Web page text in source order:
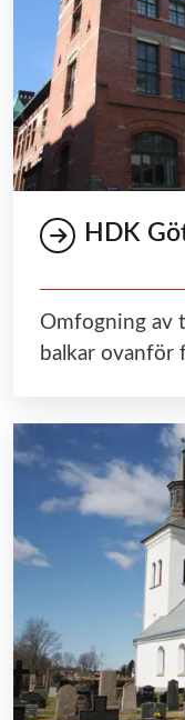
HDK
Omfogning av
balkar ovanför